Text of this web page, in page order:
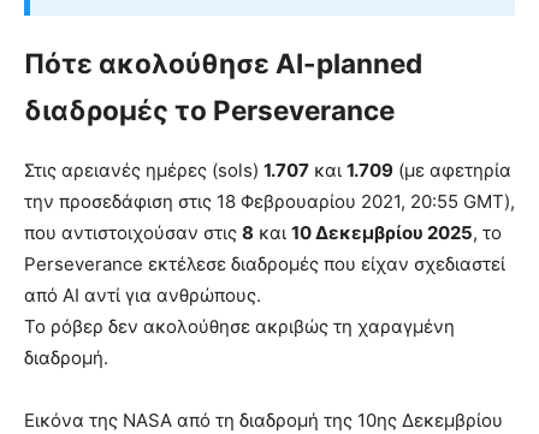
Πότε ακολούθησε AI-planned
διαδρομές το Perseverance
Στις αρειανές ημέρες (sols) 1.707 και 1.709 (με αφετηρία
την προσεδάφιση στις 18 Φεβρουαρίου 2021, 20:55 GMT),
που αντιστοιχούσαν στις 8 και 10 Δεκεμβρίου 2025, το
Perseverance εκτέλεσε διαδρομές που είχαν σχεδιαστεί
από AI αντί για ανθρώπους.
Το ρόβερ δεν ακολούθησε ακριβώς τη χαραγμένη
διαδρομή.
Εικόνα της NASA από τη διαδρομή της 10ης Δεκεμβρίου